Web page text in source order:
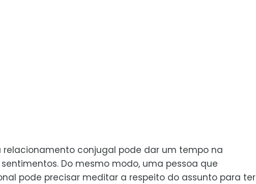
relacionamento conjugal pode dar um tempo na
Do mesmo modo, uma pessoa que
pode precisar meditar a respeito do assunto para ter